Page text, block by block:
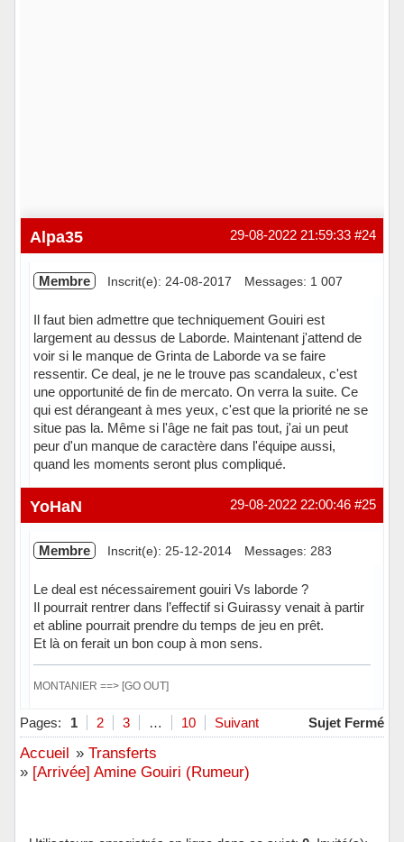
#24
29-08-2022 21:59:33
Alpa35
Membre Inscrit(e): 24-08-2017 Messages: 1 007
Il faut bien admettre que techniquement Gouiri est
largement au dessus de Laborde. Maintenant j'attend de
voir si le manque de Grinta de Laborde va se faire
ressentir. Ce deal, je ne le trouve pas scandaleux, c'est
une opportunité de fin de mercato. On verra la suite. Ce
qui est dérangeant à mes yeux, c'est que la priorité ne se
situe pas la. Même si l'âge ne fait pas tout, j'ai un peut
peur d'un manque de caractère dans l'équipe aussi,
quand les moments seront plus compliqué.
Hors ligne #25
29-08-2022 22:00:46
YoHaN
Membre Inscrit(e): 25-12-2014 Messages: 283
Le deal est nécessairement gouiri Vs laborde ?
Il pourrait rentrer dans l’effectif si Guirassy venait à partir
et abline pourrait prendre du temps de jeu en prêt.
Et là on ferait un bon coup à mon sens.
MONTANIER ==> [GO OUT]
Hors ligne
Pages: 1 2 3 … 10 Suivant Sujet Fermé
Accueil » Transferts
» [Arrivée] Amine Gouiri (Rumeur)